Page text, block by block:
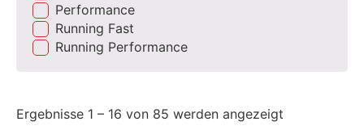
Performance
Running Fast
Running Performance
Ergebnisse 1 – 16 von 85 werden angezeigt